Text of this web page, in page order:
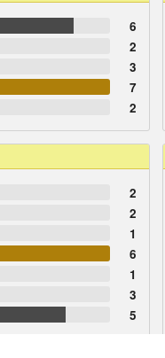
6
2
3
7
2
2
2
1
6
1
3
5